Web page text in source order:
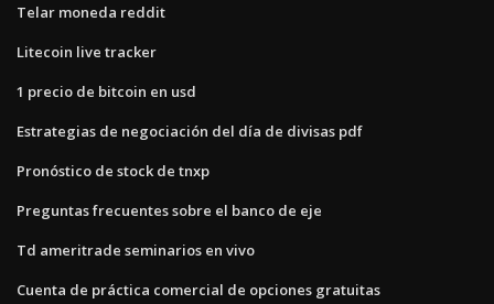
Telar moneda reddit
Litecoin live tracker
1 precio de bitcoin en usd
Estrategias de negociación del día de divisas pdf
Pronóstico de stock de tnxp
Preguntas frecuentes sobre el banco de eje
Td ameritrade seminarios en vivo
Cuenta de práctica comercial de opciones gratuitas